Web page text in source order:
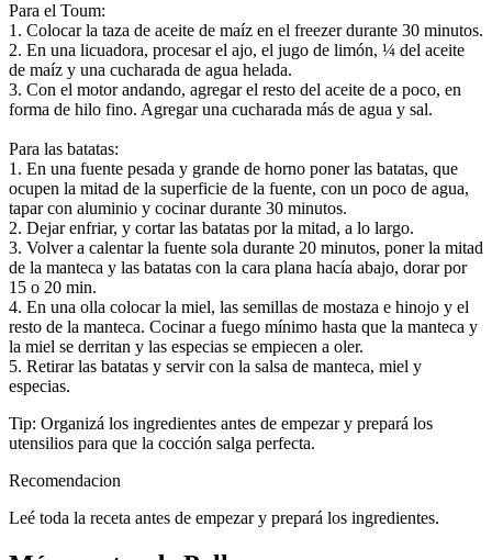
Para el Toum:
1. Colocar la taza de aceite de maíz en el freezer durante 30 minutos.
2. En una licuadora, procesar el ajo, el jugo de limón, ¼ del aceite
de maíz y una cucharada de agua helada.
3. Con el motor andando, agregar el resto del aceite de a poco, en
forma de hilo fino. Agregar una cucharada más de agua y sal.
Para las batatas:
1. En una fuente pesada y grande de horno poner las batatas, que
ocupen la mitad de la superficie de la fuente, con un poco de agua,
tapar con aluminio y cocinar durante 30 minutos.
2. Dejar enfriar, y cortar las batatas por la mitad, a lo largo.
3. Volver a calentar la fuente sola durante 20 minutos, poner la mitad
de la manteca y las batatas con la cara plana hacía abajo, dorar por
15 o 20 min.
4. En una olla colocar la miel, las semillas de mostaza e hinojo y el
resto de la manteca. Cocinar a fuego mínimo hasta que la manteca y
la miel se derritan y las especias se empiecen a oler.
5. Retirar las batatas y servir con la salsa de manteca, miel y
especias.
Tip: Organizá los ingredientes antes de empezar y prepará los
utensilios para que la cocción salga perfecta.
Recomendacion
Leé toda la receta antes de empezar y prepará los ingredientes.